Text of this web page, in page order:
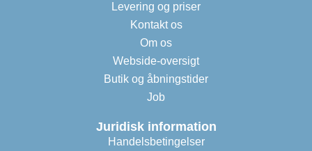
Levering og priser
Kontakt os
Om os
Webside-oversigt
Butik og åbningstider
Job
Juridisk information
Handelsbetingelser